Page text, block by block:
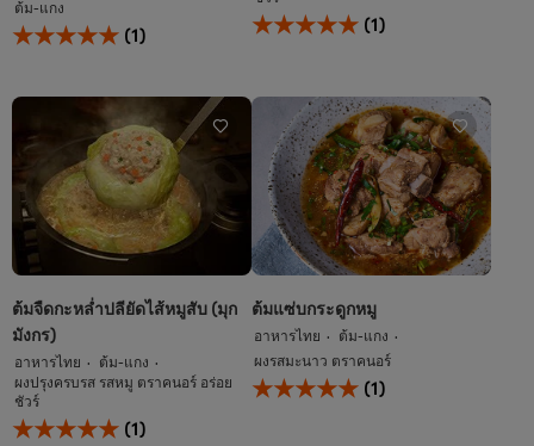
ต้ม-แกง
คะแนน
เฉลี่ย
คอ
หมู
ย่าง
มะ
แข
ว่น
คือ
5.0
จาก
5
จาก
คะแนน
1
(1)
คะแนน
เฉลี่ย
ฮังเล
คือ
5.0
จาก
จาก
คะแนน
1
(1)
ต้มจืดกะหล่ำปลียัดไส้หมูสับ (มุก
มังกร)
อาหารไทย
ต้ม-แกง
ผงปรุงครบรส รสหมู ตราคนอร์ อร่อย
ชัวร์
คะแนน
เฉลี่ย
(1)
ต้มแซ่บกระดูกหมู
อาหารไทย
ต้ม-แกง
ผงรสมะนาว ตราคนอร์
คะแนน
เฉลี่ย
(1)